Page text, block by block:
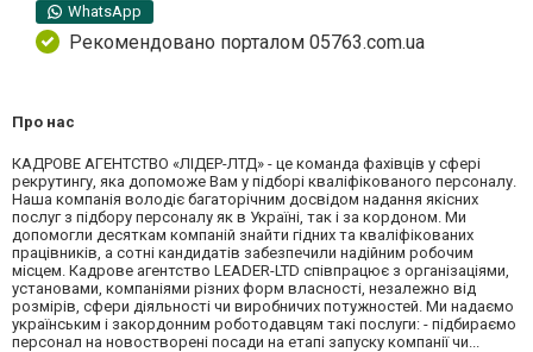
WhatsApp
Рекомендовано порталом 05763.com.ua
Про нас
КАДРОВЕ АГЕНТСТВО «ЛІДЕР-ЛТД» - це команда фахівців у сфері
рекрутингу, яка допоможе Вам у підборі кваліфікованого персоналу.
Наша компанія володіє багаторічним досвідом надання якісних
послуг з підбору персоналу як в Україні, так і за кордоном. Ми
допомогли десяткам компаній знайти гідних та кваліфікованих
працівників, а сотні кандидатів забезпечили надійним робочим
місцем. Кадрове агентство LEADER-LTD співпрацює з організаціями,
установами, компаніями різних форм власності, незалежно від
розмірів, сфери діяльності чи виробничих потужностей. Ми надаємо
українським і закордонним роботодавцям такі послуги: - підбираємо
персонал на новостворені посади на етапі запуску компанії чи...